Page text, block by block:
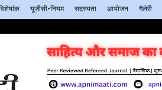
यूजीसी-नियम सदस्यता आयोजन गैलेरी